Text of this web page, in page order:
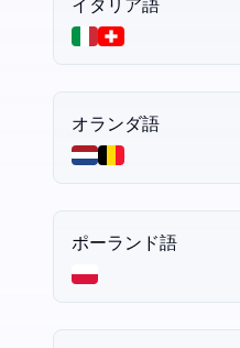
オランダ語
ポーランド語